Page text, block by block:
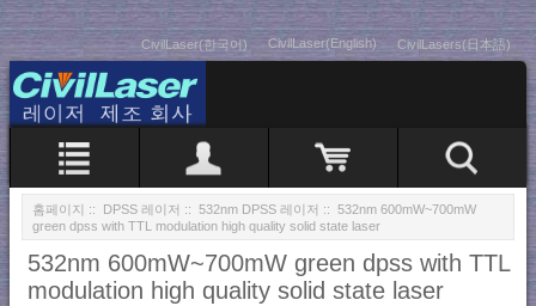
CivilLaser(한국어) CivilLaser(English) CivilLasers(日本語)
홈페이지 :: DPSS 레이저 :: 532nm DPSS 레이저 :: 532nm 600mW~700mW
green dpss with TTL modulation high quality solid state laser
532nm 600mW~700mW green dpss with TTL
modulation high quality solid state laser